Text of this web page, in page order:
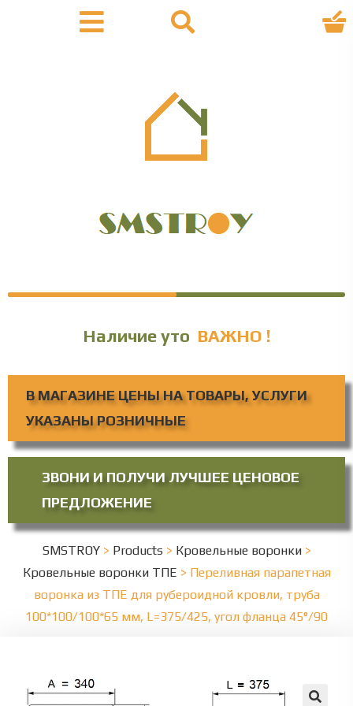
Наличие уточняйте ВАЖНО !
В МАГАЗИНЕ ЦЕНЫ НА ТОВАРЫ, УСЛУГИ
УКАЗАНЫ РОЗНИЧНЫЕ
ЗВОНИ И ПОЛУЧИ ЛУЧШЕЕ ЦЕНОВОЕ
ПРЕДЛОЖЕНИЕ
SMSTROY> Products> Кровельные воронки>
Кровельные воронки ТПЕ > Переливная парапетная
воронка из ТПЕ для рубероидной кровли, труба
100*100/100*65 мм, L=375/425, угол фланца 45°/90